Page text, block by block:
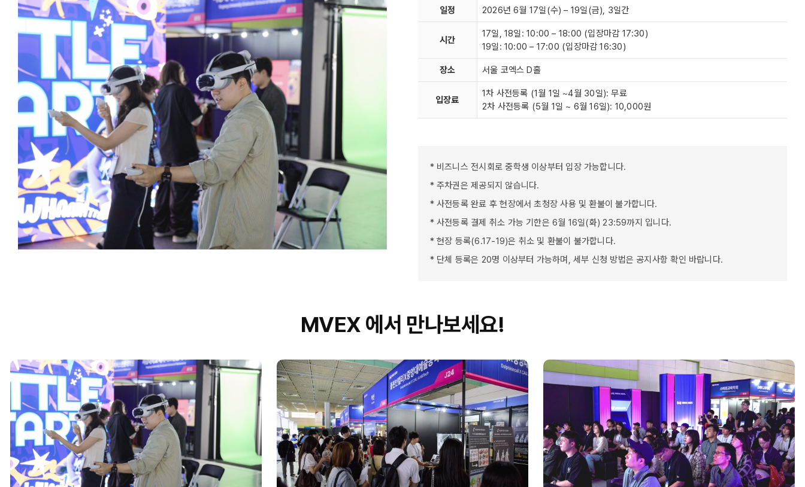
일정 2026년 6월 17일(수) – 19일(금), 3일간
시간
17일, 18일: 10:00 – 18:00 (입장마감 17:30)
19일: 10:00 – 17:00 (입장마감 16:30)
장소 서울 코엑스 D홀
입장료
1차 사전등록 (1월 1일 ~4월 30일): 무료
2차 사전등록 (5월 1일 ~ 6월 16일): 10,000원
* 비즈니스 전시회로 중학생 이상부터 입장 가능합니다.
* 주차권은 제공되지 않습니다.
* 사전등록 완료 후 현장에서 초청장 사용 및 환불이 불가합니다.
* 사전등록 결제 취소 가능 기한은 6월 16일(화) 23:59까지 입니다.
* 현장 등록(6.17-19)은 취소 및 환불이 불가합니다.
* 단체 등록은 20명 이상부터 가능하며, 세부 신청 방법은 공지사항 확인 바랍니다.
MVEX 에서 만나보세요!